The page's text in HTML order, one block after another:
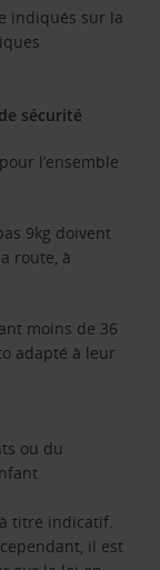
indiqués sur la
sécurité
l’ensemble
9kg doivent
route, à
moins de 36
adapté à leur
ou du
titre indicatif.
il est